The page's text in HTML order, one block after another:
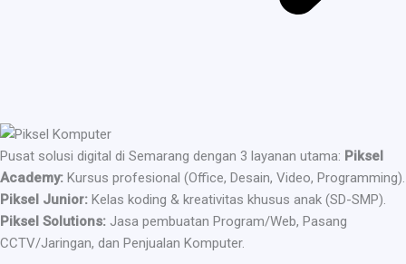
Pusat solusi digital di Semarang dengan 3 layanan utama: Piksel
Academy: Kursus profesional (Office, Desain, Video, Programming).
Piksel Junior: Kelas koding & kreativitas khusus anak (SD-SMP).
Piksel Solutions: Jasa pembuatan Program/Web, Pasang
CCTV/Jaringan, dan Penjualan Komputer.